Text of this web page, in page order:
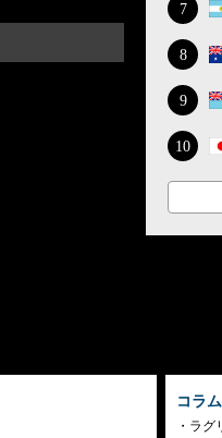
7
8
9
10
コラム
ラグ